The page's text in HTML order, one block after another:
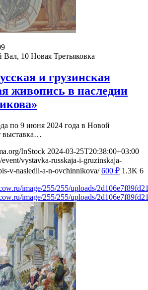
Вал, 10 Новая Третьяковка
и грузинская
живопись в наследии
по 9 июня 2024 года в Новой
выставка…
InStock 2024-03-25T20:38:00+03:00
vystavka-russkaja-i-gruzinskaja-
v-nasledii-a-n-ovchinnikova/ 600 ₽ 1.3K 6
image/255/255/uploads/
image/255/255/uploads/